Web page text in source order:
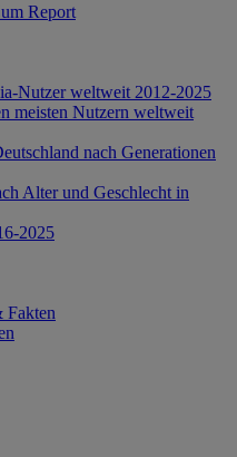
Report
Nutzer weltweit 2012-2025
meisten Nutzern weltweit
nach Generationen
Alter und Geschlecht in
2025
Fakten